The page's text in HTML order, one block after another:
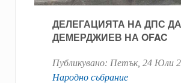
ДЕЛЕГАЦИЯТА НА ДПС
ДЕМЕРДЖИЕВ НА OFAC
Публикувано: Петък, 24 Юли
Народно събрание